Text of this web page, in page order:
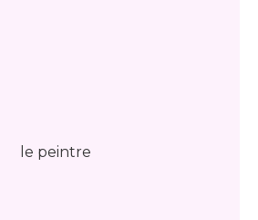
le peintre